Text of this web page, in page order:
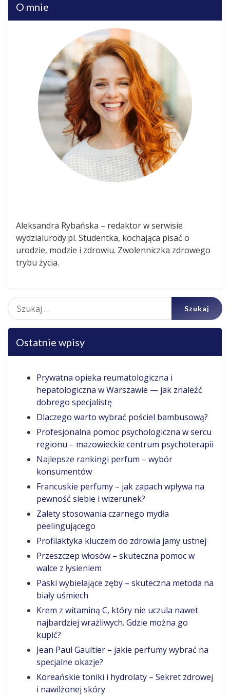
O mnie
Aleksandra Rybańska – redaktor w serwisie
wydzialurody.pl. Studentka, kochająca pisać o
urodzie, modzie i zdrowiu. Zwolenniczka zdrowego
trybu życia.
Szukaj:
Ostatnie wpisy
Prywatna opieka reumatologiczna i
hepatologiczna w Warszawie — jak znaleźć
dobrego specjalistę
Dlaczego warto wybrać pościel bambusową?
Profesjonalna pomoc psychologiczna w sercu
regionu – mazowieckie centrum psychoterapii
Najlepsze rankingi perfum – wybór
konsumentów
Francuskie perfumy – jak zapach wpływa na
pewność siebie i wizerunek?
Zalety stosowania czarnego mydła
peelingującego
Profilaktyka kluczem do zdrowia jamy ustnej
Przeszczep włosów – skuteczna pomoc w
walce z łysieniem
Paski wybielające zęby – skuteczna metoda na
biały uśmiech
Krem z witaminą C, który nie uczula nawet
najbardziej wrażliwych. Gdzie można go
kupić?
Jean Paul Gaultier – jakie perfumy wybrać na
specjalne okazje?
Koreańskie toniki i hydrolaty – Sekret zdrowej
i nawilżonej skóry